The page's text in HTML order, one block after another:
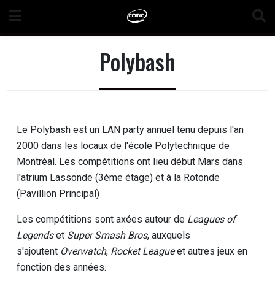
content
Polybash
Le Polybash est un LAN party annuel tenu depuis l'an
2000 dans les locaux de l'école Polytechnique de
Montréal. Les compétitions ont lieu début Mars dans
l'atrium Lassonde (3ème étage) et à la Rotonde
(Pavillion Principal)
Les compétitions sont axées autour de Leagues of
Legendset Super Smash Bros, auxquels
s'ajoutent Overwatch, Rocket Leagueet autres jeux en
fonction des années.